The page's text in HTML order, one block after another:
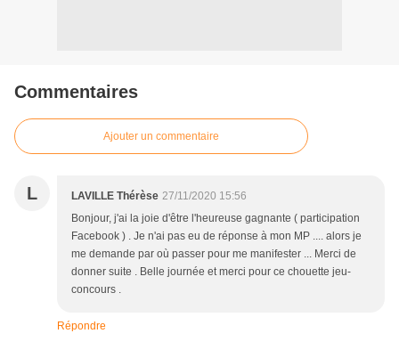
Commentaires
Ajouter un commentaire
L LAVILLE Thérèse 27/11/2020 15:56
Bonjour, j'ai la joie d'être l'heureuse gagnante ( participation
Facebook ) . Je n'ai pas eu de réponse à mon MP .... alors je
me demande par où passer pour me manifester ... Merci de
donner suite . Belle journée et merci pour ce chouette jeu-
concours .
Répondre